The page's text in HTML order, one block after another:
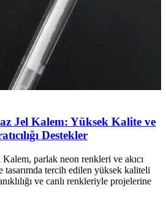
Jel Kalem: Yüksek Kalite ve
Destekler
parlak neon renkleri ve akıcı
tasarımda tercih edilen yüksek kaliteli
ve canlı renkleriyle projelerine